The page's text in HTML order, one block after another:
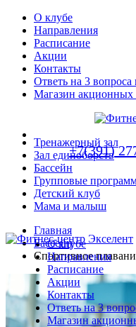
О клубе
Направления
Расписание
Акции
Контакты
Ответь на 3
Магазин акционных
+7(391)
Тренажерный зал
Зал единоборств
Бассейн
Групповые
Детский клуб
Мама и малыш
О клубе
Направления
Расписание
Акции
Контакты
Ответь на 3
Магазин
Главная
Бассейн
Спортивное